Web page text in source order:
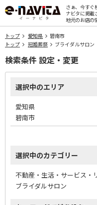
さぁ、今すぐ
ナビタに掲載
地元のお店の
トップ 愛知県
碧南市
トップ
冠婚葬祭 ブライダルサロン
検索条件 設定・変更
選択中のエリア
愛知県
碧南市
選択中のカテゴリー
不動産・生活・サービス・
ブライダルサロン